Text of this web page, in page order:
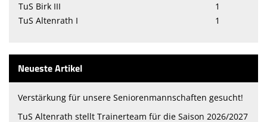
TuS Birk III
1
TuS Altenrath I
1
Neueste Artikel
Verstärkung für unsere Seniorenmannschaften gesucht!
TuS Altenrath stellt Trainerteam für die Saison 2026/2027